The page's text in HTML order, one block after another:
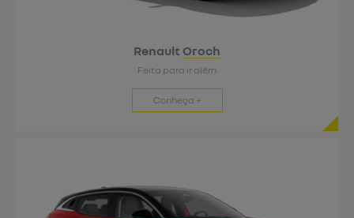
Renault Oroch
Feita para ir além
Conheça +